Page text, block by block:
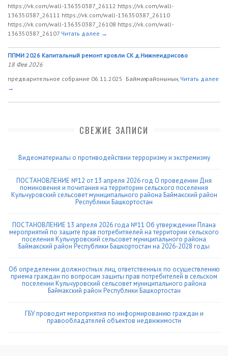
https://vk.com/wall-136350387_26112 https://vk.com/wall-
136350387_26111 https://vk.com/wall-136350387_26110
https://vk.com/wall-136350387_26108 https://vk.com/wall-
136350387_26107 Читать далее →
ППМИ 2026 Капитальный ремонт кровли СК д.Нижнеидрисово
18 Фев 2026
предварительное собрание 06.11.2025 Баймаҡ районының Читать далее
→
СВЕЖИЕ ЗАПИСИ
Видеоматериалы о противодействии терроризму и экстремизму
ПОСТАНОВЛЕНИЕ №12 от 13 апреля 2026 год О проведении Дня
поминовения и почитания на территории сельского поселения
Кульчуровский сельсовет муниципального района Баймакский район
Республики Башкортостан
ПОСТАНОВЛЕНИЕ 13 апреля 2026 года №11 Об утверждении Плана
мероприятий по защите прав потребитяелей на территории сельского
поселения Кульчуровский сельсовет муниципального района
Баймакский район Республики Башкортостан на 2026-2028 годы
Об определении должностных лиц, ответственных по осуществлению
приема граждан по вопросам защиты прав потребителей в сельском
поселении Кульчуровский сельсовет муниципального района
Баймакский район Республики Башкортостан
ГБУ проводит мероприятия по информированию граждан и
правообладателей объектов недвижимости